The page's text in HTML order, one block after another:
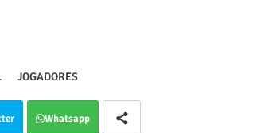
JOGADORES
Whatsapp